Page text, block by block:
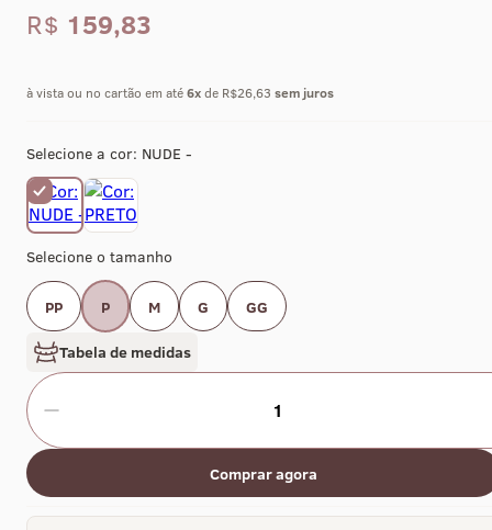
R$ 159,83
à vista ou no cartão em até6xde R$26,63 sem juros
Selecione a cor: NUDE -
Selecione o tamanho
PP P M G GG
Tabela de medidas
1
Comprar agora